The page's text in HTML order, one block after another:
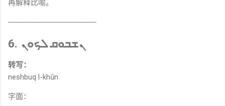
再解释比喻。
────────────────
6. ܢܫܒܘܩ ܠܟܘܢ
转写：
neshbuq l-khūn
字面：